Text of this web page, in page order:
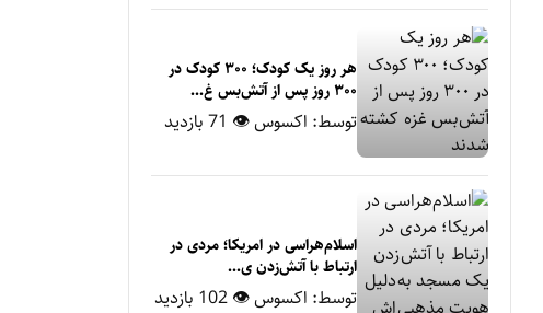
هر روز یک کودک؛ ۳۰۰ کودک در
۳۰۰ روز پس از آتش‌بس غ...
توسط: اکسوس👁 71 بازدید
اسلام‌هراسی در امریکا؛ مردی در
ارتباط با آتش‌زدن ی...
توسط: اکسوس👁 102 بازدید